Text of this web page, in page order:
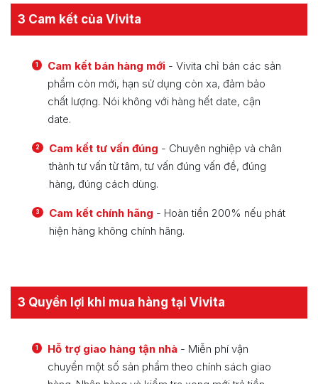
3 Cam kết của Vivita
1 Cam kết bán hàng mới - Vivita chỉ bán các sản
phẩm còn mới, hạn sử dụng còn xa, đảm bảo
chất lượng. Nói không với hàng hết date, cận
date.
2 Cam kết tư vấn đúng - Chuyên nghiệp và chân
thành tư vấn từ tâm, tư vấn đúng vấn đề, đúng
hàng, đúng cách dùng.
3 Cam kết chính hãng - Hoàn tiền 200% nếu phát
hiện hàng không chính hãng.
3 Quyền lợi khi mua hàng tại Vivita
1 Hỗ trợ giao hàng tận nhà - Miễn phí vận
chuyển một số sản phẩm theo chính sách giao